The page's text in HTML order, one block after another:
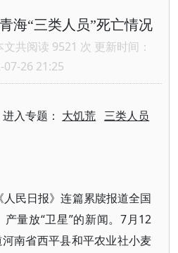
海“三类人员”死亡情况
文共阅读 9521 次 更新时间：
07-26 21:25
进入专题： 大饥荒 三类人员
民日报》连篇累牍报道全国
量放“卫星”的新闻。7月12
南省西平县和平农业社小麦